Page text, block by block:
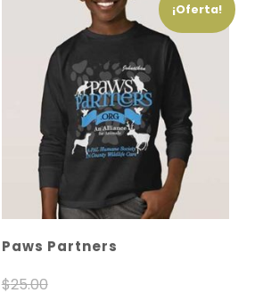
¡Oferta!
Paws Partners
$25.00